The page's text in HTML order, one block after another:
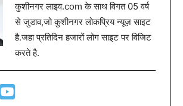
कुशीनगर लाइव.com के साथ विगत 05 वर्ष
से जुडाव,जो कुशीनगर लोकप्रिय न्यूज़ साइट
है.जहा प्रतिदिन हजारों लोग साइट पर विजिट
करते है.